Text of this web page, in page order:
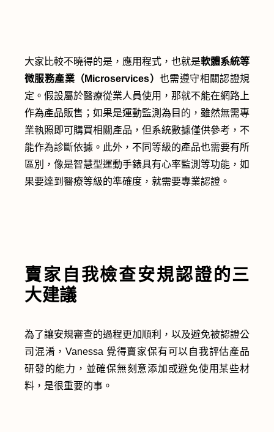
大家比較不曉得的是，應用程式，也就是軟體系統等
微服務產業（Microservices） 也需遵守相關認證規
定。假設屬於醫療從業人員使用，那就不能在網路上
作為產品販售；如果是運動監測為目的，雖然無需專
業執照即可購買相關產品，但系統數據僅供參考，不
能作為診斷依據。此外，不同等級的產品也需要有所
區別，像是智慧型運動手錶具有心率監測等功能，如
果要達到醫療等級的準確度，就需要專業認證。
賣家自我檢查安規認證的三
大建議
為了讓安規審查的過程更加順利，以及避免被認證公
司混淆，Vanessa 覺得賣家保有可以自我評估產品
研發的能力，並確保無刻意添加或避免使用某些材
料，是很重要的事。